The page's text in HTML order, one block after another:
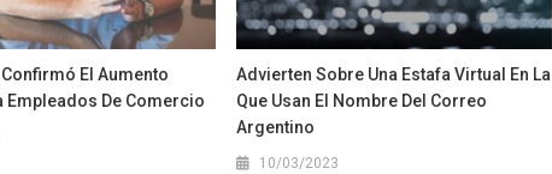
El Aumento
Empleados De Comercio
Advierten Sobre Una Estafa Virtual En La
Que Usan El Nombre Del Correo
Argentino
10/03/2023